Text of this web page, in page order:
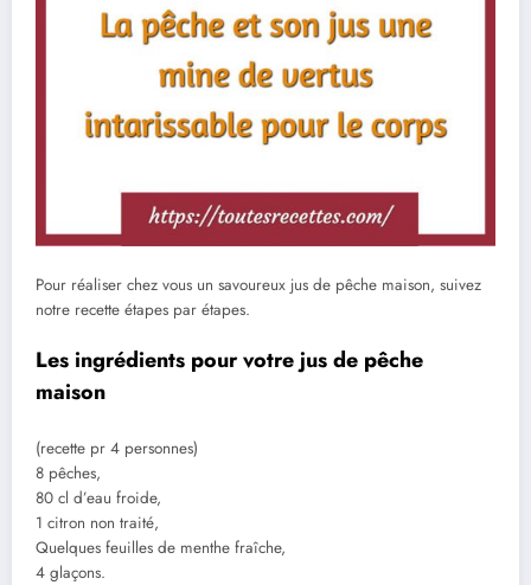
Pour réaliser chez vous un savoureux jus de pêche maison, suivez
notre recette étapes par étapes.
Les ingrédients pour votre jus de pêche
maison
(recette pr 4 personnes)
8 pêches,
80 cl d’eau froide,
1 citron non traité,
Quelques feuilles de menthe fraîche,
4 glaçons.